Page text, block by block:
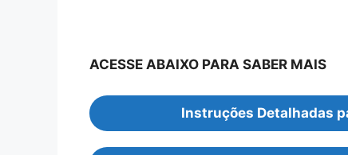
ACESSE ABAIXO PARA SABER MAIS
Instruções Detalhadas